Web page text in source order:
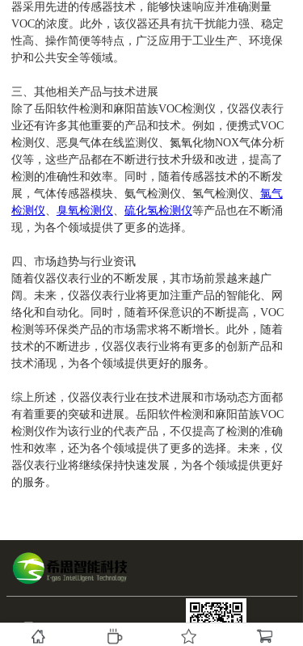
器采用先进的传感器技术，能够快速响应并准确测量
VOC的浓度。此外，该仪器还具有抗干扰能力强、稳定
性高、操作简便等特点，广泛应用于工业生产、环境保
护和公共安全等领域。
三、其他相关产品与技术进展
除了岳阳软件检测和麻阳苗族VOC检测仪，仪器仪表行
业还有许多其他重要的产品和技术。例如，便携式VOC
检测仪、恶臭气体在线监测仪、氮氧化物NOX气体分析
仪等，这些产品都在不断进行技术升级和改进，提高了
检测的准确性和效率。同时，随着传感器技术的不断发
展，气体传感器模块、氨气检测仪、氢气检测仪、 氯气
检测仪、 臭氧检测仪、 硫化氢检测仪等产品也在不断涌
现，为各个领域提供了更多的选择。
四、市场趋势与行业资讯
随着仪器仪表行业的不断发展，其市场前景越来越广
阔。未来，仪器仪表行业将更加注重产品的智能化、网
络化和自动化。同时，随着环保意识的不断提高，VOC
检测等环保类产品的市场需求将不断增长。此外，随着
技术的不断进步，仪器仪表行业将有更多的创新产品和
技术涌现，为各个领域提供更好的服务。
综上所述，仪器仪表行业在技术进展和市场动态方面都
有着重要的突破和进展。岳阳软件检测和麻阳苗族VOC
检测仪作为该行业的代表产品，不仅提高了检测的准确
性和效率，还为各个领域提供了更多的选择。未来，仪
器仪表行业将继续保持快速发展，为各个领域提供更好
的服务。
0731-89719230